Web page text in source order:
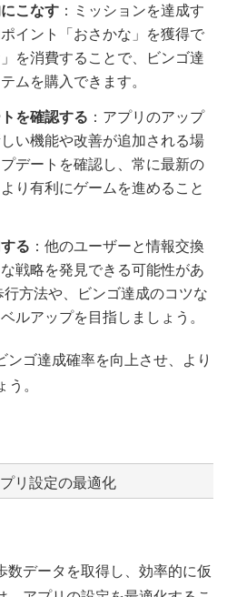
こなす ：ミッションを達成す
イント「おさかな」を獲得で
を消費することで、ビンゴ達
ムを購入できます。
を確認する ：アプリのアップ
い機能や改善が追加される場
デートを確認し、常に最新の
り有利にゲームを進めること
る ：他のユーザーと情報交換
戦略を発見できる可能性があ
行方法や、ビンゴ達成のコツな
ルアップを目指しましょう。
ンゴ達成確率を向上させ、より
。
リ設定の最適化
数データを取得し、効率的に仮